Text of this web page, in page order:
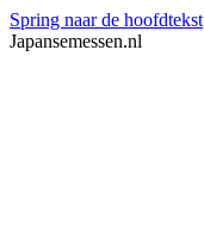
Spring naar de hoofdtekst
Japansemessen.nl